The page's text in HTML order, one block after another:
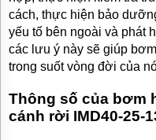
cách, thực hiện bảo
yếu tố bên ngoài và phát
các lưu ý này sẽ giúp
trong suốt vòng đời của
Thông số của bơm
cánh rời IMD40-25-